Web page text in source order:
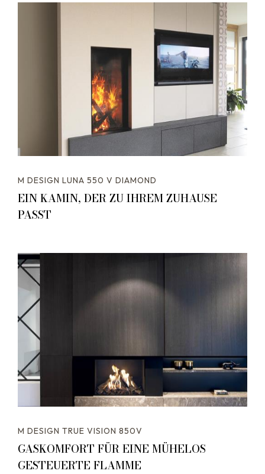
M DESIGN LUNA 550 V DIAMOND
EIN KAMIN, DER ZU IHREM ZUHAUSE
PASST
M DESIGN TRUE VISION 850V
GASKOMFORT FÜR EINE MÜHELOS
GESTEUERTE FLAMME